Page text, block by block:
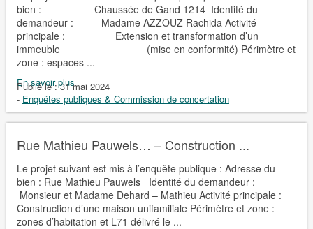
bien : Chaussée de Gand 1214 Identité du
demandeur : Madame AZZOUZ Rachida Activité
principale : Extension et transformation d’un
immeuble (mise en conformité) Périmètre et
zone : espaces ...
En savoir plus
Publié le :31 mai 2024
- Enquêtes publiques & Commission de concertation
Rue Mathieu Pauwels… – Construction ...
Le projet suivant est mis à l’enquête publique : Adresse du
bien : Rue Mathieu Pauwels Identité du demandeur :
Monsieur et Madame Dehard – Mathieu Activité principale :
Construction d’une maison unifamiliale Périmètre et zone :
zones d’habitation et L71 délivré le ...